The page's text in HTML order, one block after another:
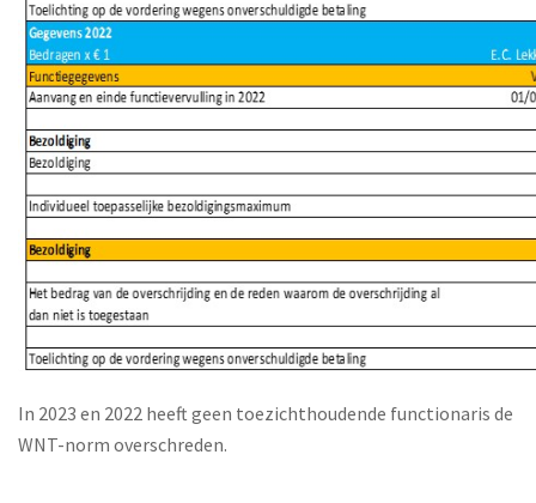
In 2023 en 2022 heeft geen toezichthoudende functionaris de
WNT-norm overschreden.